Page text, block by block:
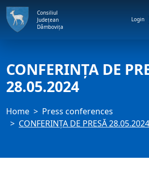
Consiliul
Județean
Dâmbovița
Login
CONFERINȚA DE
28.05.2024
Home
Press conferences
CONFERINȚA DE PRESĂ 28.05.2024